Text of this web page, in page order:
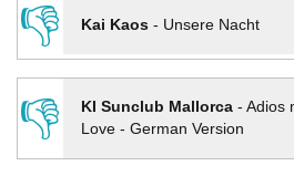
👎
Kai Kaos- Unsere Nacht
👎
KI Sunclub Mallorca- Adios
Love - German Version